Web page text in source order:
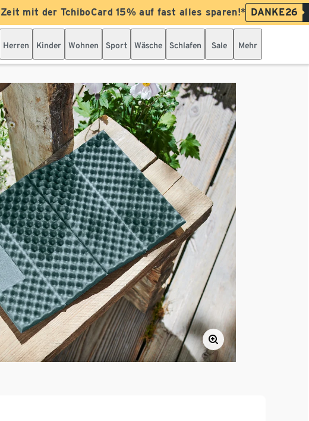
mit der TchiboCard 15% auf fast alles sparen!* DANKE26
Herren Kinder Wohnen Sport Wäsche Schlafen Sale Mehr